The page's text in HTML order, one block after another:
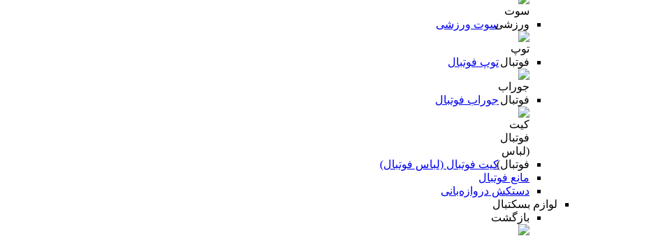
سوت ورزشی
توپ فوتبال
جوراب فوتبال
کیت فوتبال (لباس فوتبال)
مانع فوتبال
دستکش دروازه‌بانی
لوازم بسکتبال
بازگشت